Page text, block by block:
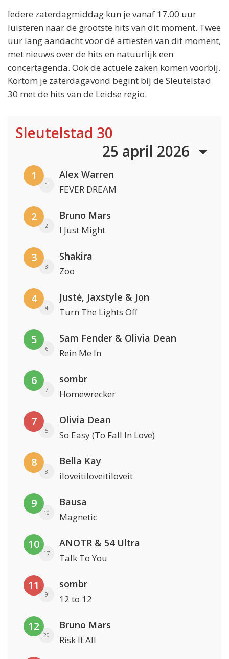
Iedere zaterdagmiddag kun je vanaf 17.00 uur
luisteren naar de grootste hits van dit moment. Twee
uur lang aandacht voor dé artiesten van dit moment,
met nieuws over de hits en natuurlijk een
concertagenda. Ook de actuele zaken komen voorbij.
Kortom je zaterdagavond begint bij de Sleutelstad
30 met de hits van de Leidse regio.
Sleutelstad 30
25 april 2026
1
1
Alex Warren
FEVER DREAM
2
2
Bruno Mars
I Just Might
3
3
Shakira
Zoo
4
4
Justė, Jaxstyle & Jon
Turn The Lights Off
5
6
Sam Fender & Olivia Dean
Rein Me In
6
7
sombr
Homewrecker
7
5
Olivia Dean
So Easy (To Fall In Love)
8
8
Bella Kay
iloveitiloveitiloveit
9
10
Bausa
Magnetic
10
17
ANOTR & 54 Ultra
Talk To You
11
9
sombr
12 to 12
12
20
Bruno Mars
Risk It All